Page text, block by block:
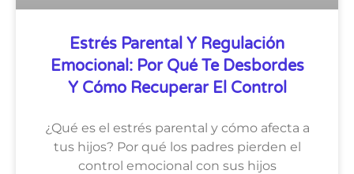
Estrés Parental Y Regulación
Emocional: Por Qué Te Desbordes
Y Cómo Recuperar El Control
¿Qué es el estrés parental y cómo afecta a
tus hijos? Por qué los padres pierden el
control emocional con sus hijos